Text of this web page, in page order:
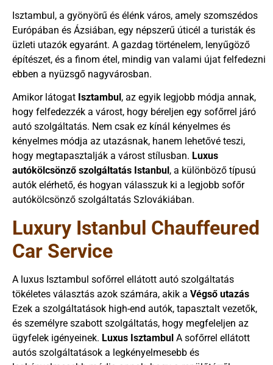
Isztambul, a gyönyörű és élénk város, amely szomszédos
Európában és Ázsiában, egy népszerű úticél a turisták és
üzleti utazók egyaránt. A gazdag történelem, lenyűgöző
építészet, és a finom étel, mindig van valami újat felfedezni
ebben a nyüzsgő nagyvárosban.
Amikor látogat Isztambul , az egyik legjobb módja annak,
hogy felfedezzék a várost, hogy béreljen egy sofőrrel járó
autó szolgáltatás. Nem csak ez kínál kényelmes és
kényelmes módja az utazásnak, hanem lehetővé teszi,
hogy megtapasztalják a várost stílusban. Luxus
autókölcsönző szolgáltatás Istanbul , a különböző típusú
autók elérhető, és hogyan válasszuk ki a legjobb sofőr
autókölcsönző szolgáltatás Szlovákiában.
Luxury Istanbul Chauffeured
Car Service
A luxus Isztambul sofőrrel ellátott autó szolgáltatás
tökéletes választás azok számára, akik a Végső utazás
Ezek a szolgáltatások high-end autók, tapasztalt vezetők,
és személyre szabott szolgáltatás, hogy megfeleljen az
ügyfelek igényeinek. Luxus Isztambul A sofőrrel ellátott
autós szolgáltatások a legkényelmesebb és